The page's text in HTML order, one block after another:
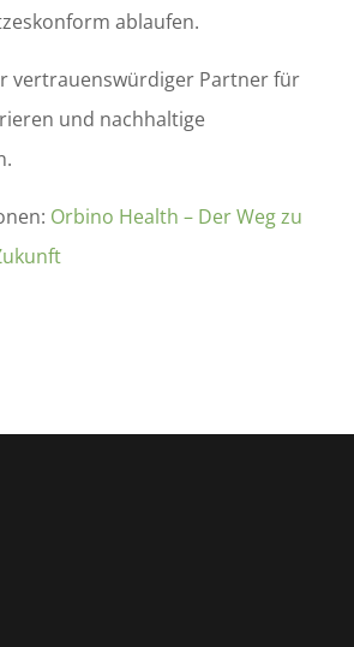
ablaufen.
vertrauenswürdiger Partner für
und nachhaltige
Orbino Health – Der Weg zu